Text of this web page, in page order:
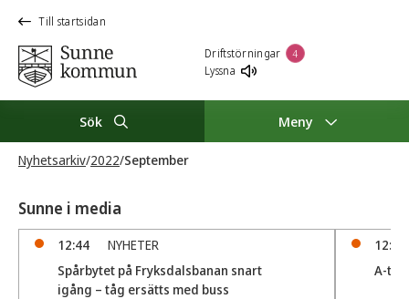
Till startsidan
Driftstörningar 4
Lyssna
Sök Meny
Nyhetsarkiv/2022/September
Sunne i media
12:44
NYHETER
Spårbytet på Fryksdalsbanan snart
igång – tåg ersätts med buss
12:18
A-